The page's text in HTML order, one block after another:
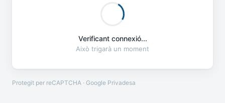
Verificant connexió...
Això trigarà un moment
Protegit per reCAPTCHA · Google Privadesa